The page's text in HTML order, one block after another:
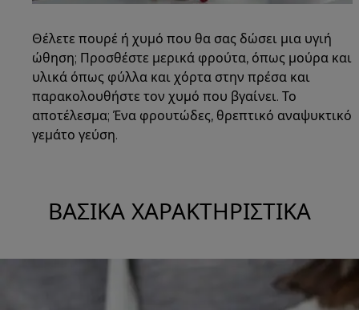
Θέλετε πουρέ ή χυμό που θα σας δώσει μια υγιή
ώθηση; Προσθέστε μερικά φρούτα, όπως μούρα και
υλικά όπως φύλλα και χόρτα στην πρέσα και
παρακολουθήστε τον χυμό που βγαίνει. Το
αποτέλεσμα; Ένα φρουτώδες, θρεπτικό αναψυκτικό
γεμάτο γεύση.
ΒΑΣΙΚΆ ΧΑΡΑΚΤΗΡΙΣΤΙΚΆ